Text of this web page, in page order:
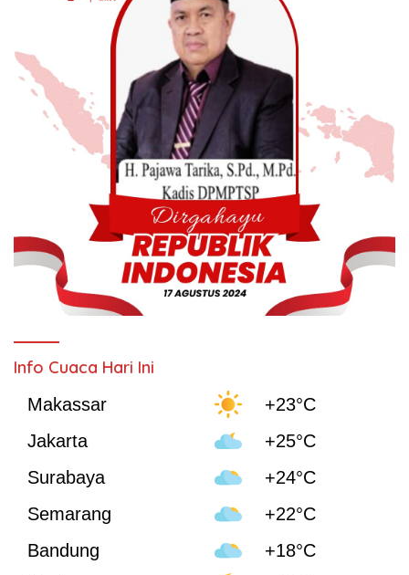
Info Cuaca Hari Ini
Makassar
+23°C
Jakarta
+25°C
Surabaya
+24°C
Semarang
+22°C
Bandung
+18°C